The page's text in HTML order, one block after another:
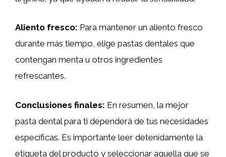
Aliento fresco: Para mantener un aliento fresco
durante más tiempo, elige pastas dentales que
contengan menta u otros ingredientes
refrescantes.
Conclusiones finales: En resumen, la mejor
pasta dental para ti dependerá de tus necesidades
específicas. Es importante leer detenidamente la
etiqueta del producto y seleccionar aquella que se